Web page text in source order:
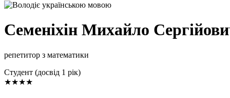
Семеніхін Михайло
репетитор з математики
Cтудент (досвід 1 рік)
★★★★